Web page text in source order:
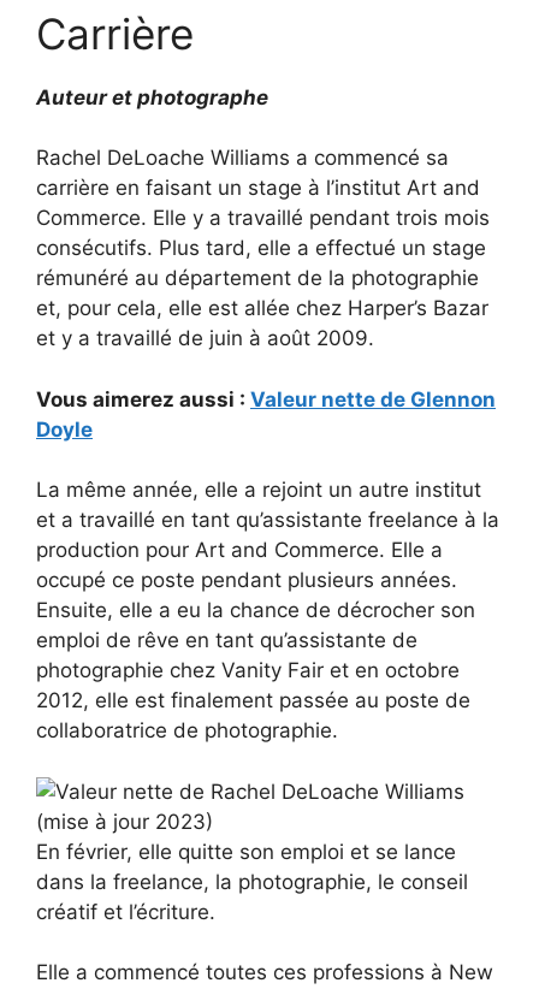
Carrière
Auteur et photographe
Rachel DeLoache Williams a commencé sa
carrière en faisant un stage à l’institut Art and
Commerce. Elle y a travaillé pendant trois mois
consécutifs. Plus tard, elle a effectué un stage
rémunéré au département de la photographie
et, pour cela, elle est allée chez Harper’s Bazar
et y a travaillé de juin à août 2009.
Vous aimerez aussi : Valeur nette de Glennon
Doyle
La même année, elle a rejoint un autre institut
et a travaillé en tant qu’assistante freelance à la
production pour Art and Commerce. Elle a
occupé ce poste pendant plusieurs années.
Ensuite, elle a eu la chance de décrocher son
emploi de rêve en tant qu’assistante de
photographie chez Vanity Fair et en octobre
2012, elle est finalement passée au poste de
collaboratrice de photographie.
En février, elle quitte son emploi et se lance
dans la freelance, la photographie, le conseil
créatif et l’écriture.
Elle a commencé toutes ces professions à New